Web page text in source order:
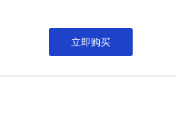
立即购买